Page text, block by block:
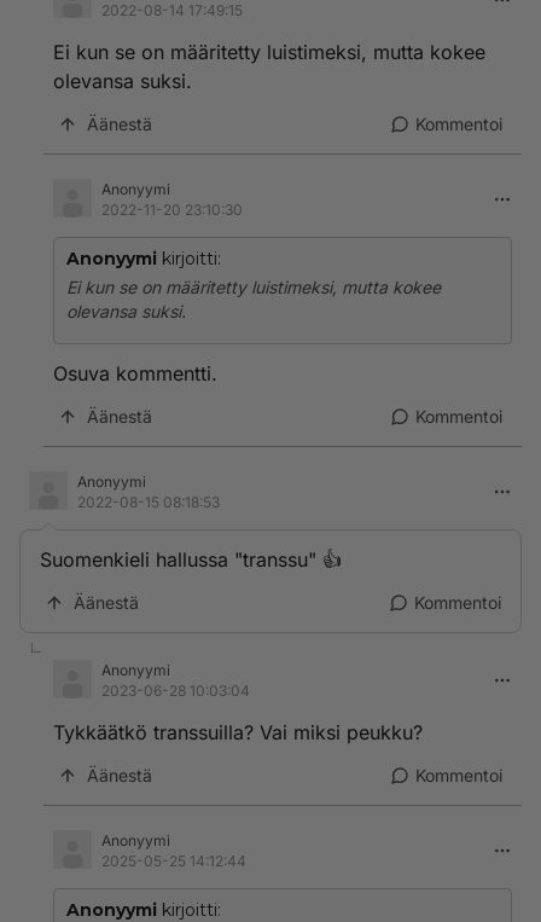
2022-08-14 17:49:15
Ei kun se on määritetty luistimeksi, mutta kokee
olevansa suksi.
Äänestä Kommentoi
Anonyymi
2022-11-20 23:10:30
Anonyymi kirjoitti:
Ei kun se on määritetty luistimeksi, mutta kokee
olevansa suksi.
Osuva kommentti.
Äänestä Kommentoi
Anonyymi
2022-08-15 08:18:53
Suomenkieli hallussa "transsu" 👍
Äänestä Kommentoi
Anonyymi
2023-06-28 10:03:04
Tykkäätkö transsuilla? Vai miksi peukku?
Äänestä Kommentoi
Anonyymi
2025-05-25 14:12:44
Anonyymi kirjoitti: